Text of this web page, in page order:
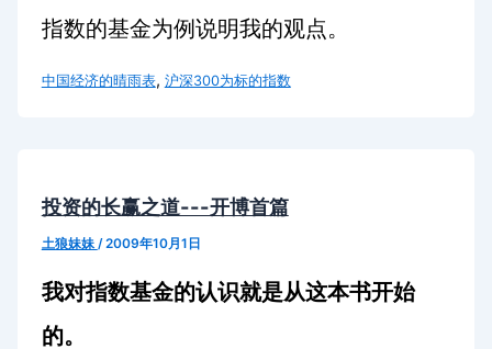
指数的基金为例说明我的观点。
中国经济的晴雨表, 沪深300为标的指数
投资的长赢之道---开博首篇
土狼妹妹 /2009年10月1日
我对指数基金的认识就是从这本书开始
的。